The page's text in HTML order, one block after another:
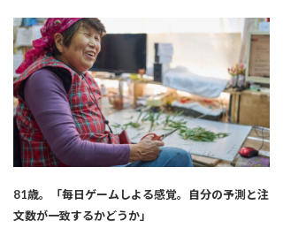
81歳。「毎日ゲームしよる感覚。自分の予測と注
文数が一致するかどうか」